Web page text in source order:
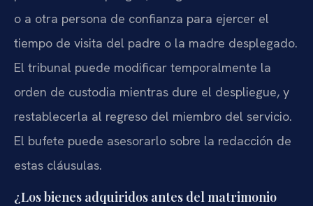
o a otra persona de confianza para ejercer el
tiempo de visita del padre o la madre desplegado.
El tribunal puede modificar temporalmente la
orden de custodia mientras dure el despliegue, y
restablecerla al regreso del miembro del servicio.
El bufete puede asesorarlo sobre la redacción de
estas cláusulas.
¿Los bienes adquiridos antes del matrimonio